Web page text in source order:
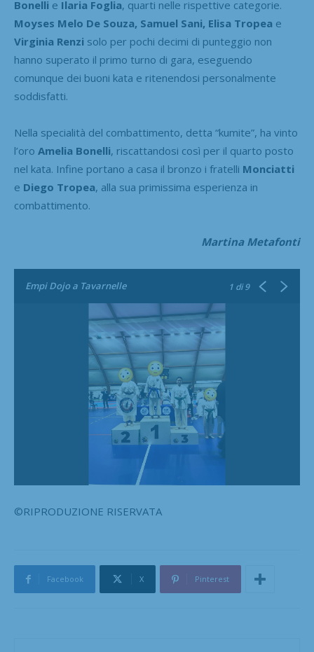
Bonelli e Ilaria Foglia, quarti nelle rispettive categorie.
Moyses Melo De Souza, Samuel Sani, Elisa Tropea e
Virginia Renzi solo per pochi decimi di punteggio non
hanno superato il primo turno di gara, eseguendo
comunque dei buoni kata e ritenendosi personalmente
soddisfatti.
Nella specialità del combattimento, detta “kumite”, ha vinto
l’oro Amelia Bonelli, riscattandosi così per il quarto posto
nel kata. Infine portano a casa il bronzo i fratelli Monciatti
e Diego Tropea, alla sua primissima esperienza in
combattimento.
Martina Metafonti
Empi Dojo a Tavarnelle 1 di 9
©RIPRODUZIONE RISERVATA
Facebook X Pinterest